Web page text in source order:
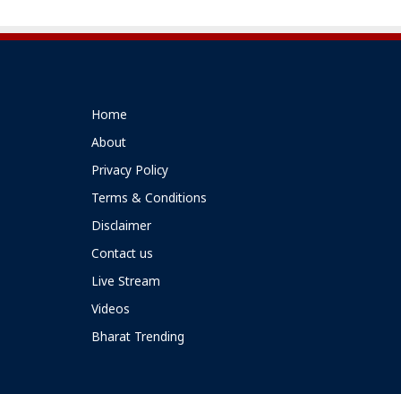
Home
About
Privacy Policy
Terms & Conditions
Disclaimer
Contact us
Live Stream
Videos
Bharat Trending